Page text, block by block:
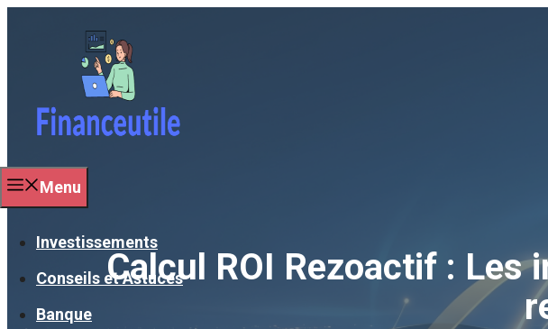
Menu
Investissements
Conseils et Astuces
Banque
Calcul ROI Rezoactif :